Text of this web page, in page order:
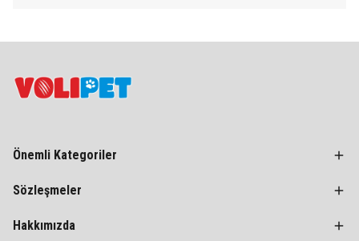
Önemli Kategoriler
Sözleşmeler
Hakkımızda